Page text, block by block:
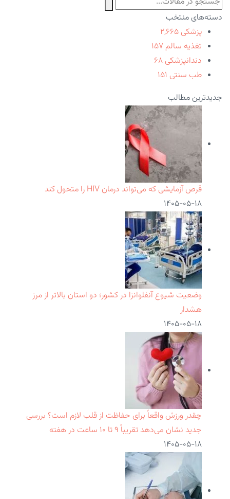
دسته‌های منتخب
پزشکی ۲,۶۶۵
تغذیه سالم ۱۵۷
دندانپزشکی ۶۸
طب سنتی ۱۵۱
جدیدترین مطالب
قرص آزمایشی که می‌تواند درمان HIV را متحول کند
۱۴۰۵-۰۵-۱۸
وضعیت شیوع آنفلوانزا در کشور؛ دو استان بالاتر از مرز
هشدار
۱۴۰۵-۰۵-۱۸
چقدر ورزش واقعاً برای حفاظت از قلب لازم است؟ بررسی
جدید نشان می‌دهد تقریباً ۹ تا ۱۰ ساعت در هفته
۱۴۰۵-۰۵-۱۸